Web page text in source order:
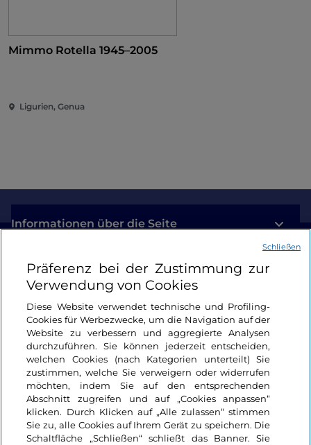
Mimmo Rotella 1945–2005
Ligurien, Genua
Informationen über die Seite
Nützliche Links
Login
Bleiben wir in Kontakt
Präferenz bei der Zustimmung zur
Verwendung von Cookies
Diese Website verwendet technische und Profiling-
Cookies für Werbezwecke, um die Navigation auf der
Website zu verbessern und aggregierte Analysen
durchzuführen. Sie können jederzeit entscheiden,
welchen Cookies (nach Kategorien unterteilt) Sie
zustimmen, welche Sie verweigern oder widerrufen
möchten, indem Sie auf den entsprechenden
Abschnitt zugreifen und auf „Cookies anpassen“
klicken. Durch Klicken auf „Alle zulassen“ stimmen
Sie zu, alle Cookies auf Ihrem Gerät zu speichern. Die
Schaltfläche „Schließen“ schließt das Banner. Sie
Schließen